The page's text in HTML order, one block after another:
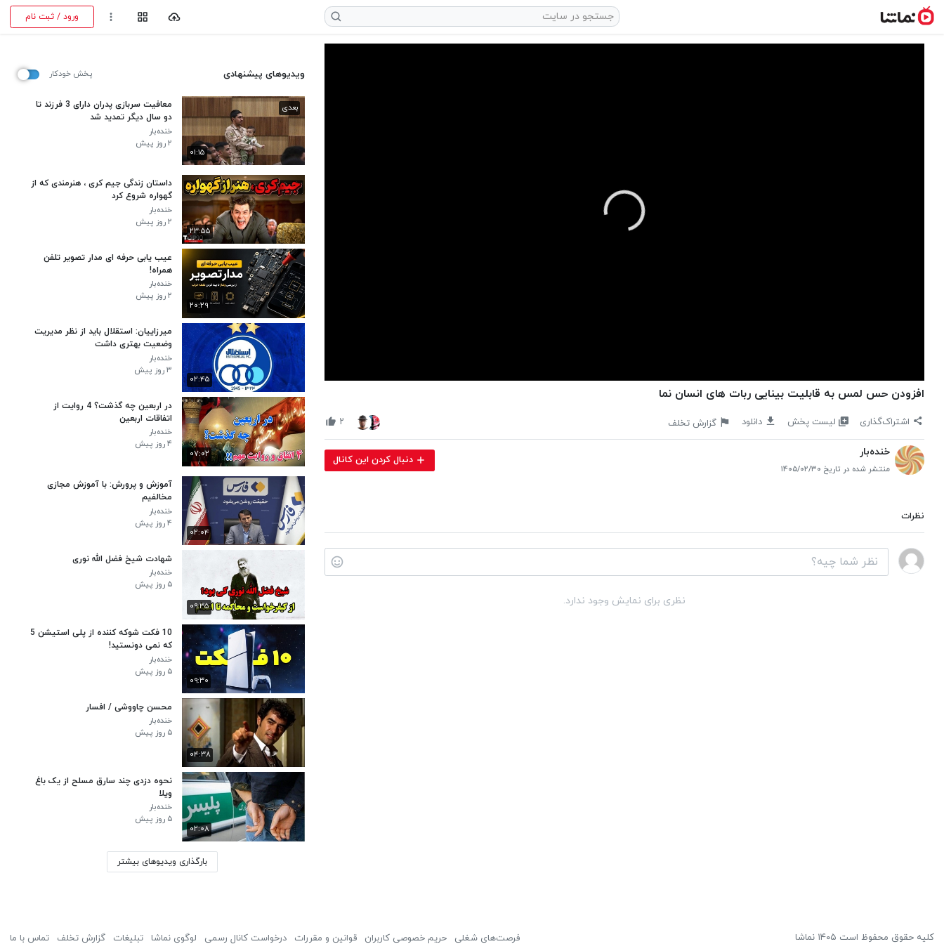
ورود / ثبت نام
افزودن حس لمس به قابلیت بینایی ربات‌ های انسان‌ نما
اشتراک‌گذاری لیست پخش دانلود گزارش تخلف ۲
خنده‌بار
منتشر شده در تاریخ ۱۴۰۵/۰۲/۳۰
دنبال کردن این کانال
نظرات
نظری برای نمایش وجود ندارد.
ویدیوهای پیشنهادی پخش خودکار
۰۱:۱۵
بعدی
معافیت سربازی پدران دارای 3 فرزند تا
دو سال دیگر تمدید شد
خنده‌بار
۲ روز پیش
۲۳:۵۵
داستان زندگی جیم کری ، هنرمندی که از
گهواره شروع کرد
خنده‌بار
۲ روز پیش
۲۰:۲۹
عیب یابی حرفه ای مدار تصویر تلفن
همراه!
خنده‌بار
۲ روز پیش
۰۲:۴۵
میرزاییان: استقلال باید از نظر مدیریت
وضعیت بهتری داشت
خنده‌بار
۳ روز پیش
۰۷:۰۲
در اربعین چه گذشت؟ 4 روایت از
اتفاقات اربعین
خنده‌بار
۴ روز پیش
۰۲:۰۴
آموزش‌ و پرورش: با آموزش مجازی
مخالفیم
خنده‌بار
۴ روز پیش
۰۹:۳۵
شهادت شیخ فضل الله نوری
خنده‌بار
۵ روز پیش
۰۹:۳۰
10 فکت شوکه کننده از پلی استیشن 5
که نمی دونستید!
خنده‌بار
۵ روز پیش
۰۴:۳۸
محسن چاووشی / افسار
خنده‌بار
۵ روز پیش
۰۲:۰۸
نحوه دزدی چند سارق مسلح از یک باغ‌
ویلا
خنده‌بار
۵ روز پیش
بارگذاری ویدیوهای بیشتر
کلیه حقوق محفوظ است ۱۴۰۵ نماشا فرصت‌های شغلی حریم خصوصی کاربران قوانین و مقررات درخواست کانال رسمی لوگوی نماشا تبلیغات گزارش تخلف تماس با ما